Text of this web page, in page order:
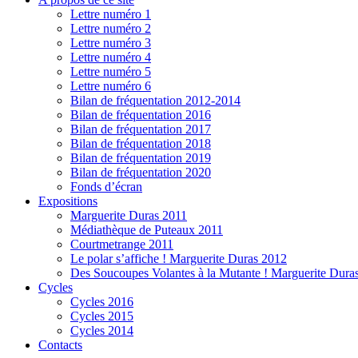
Lettre numéro 1
Lettre numéro 2
Lettre numéro 3
Lettre numéro 4
Lettre numéro 5
Lettre numéro 6
Bilan de fréquentation 2012-2014
Bilan de fréquentation 2016
Bilan de fréquentation 2017
Bilan de fréquentation 2018
Bilan de fréquentation 2019
Bilan de fréquentation 2020
Fonds d’écran
Expositions
Marguerite Duras 2011
Médiathèque de Puteaux 2011
Courtmetrange 2011
Le polar s’affiche ! Marguerite Duras 2012
Des Soucoupes Volantes à la Mutante ! Marguerite
Cycles
Cycles 2016
Cycles 2015
Cycles 2014
Contacts